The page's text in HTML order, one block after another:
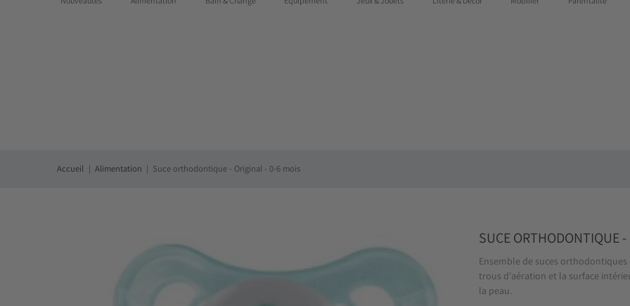
Accueil Alimentation Suce orthodontique - Original - 0-6 mois
SUCE ORTHODONTIQUE
Ensemble de suces orthodontiques
trous d'aération et la surface
la peau.